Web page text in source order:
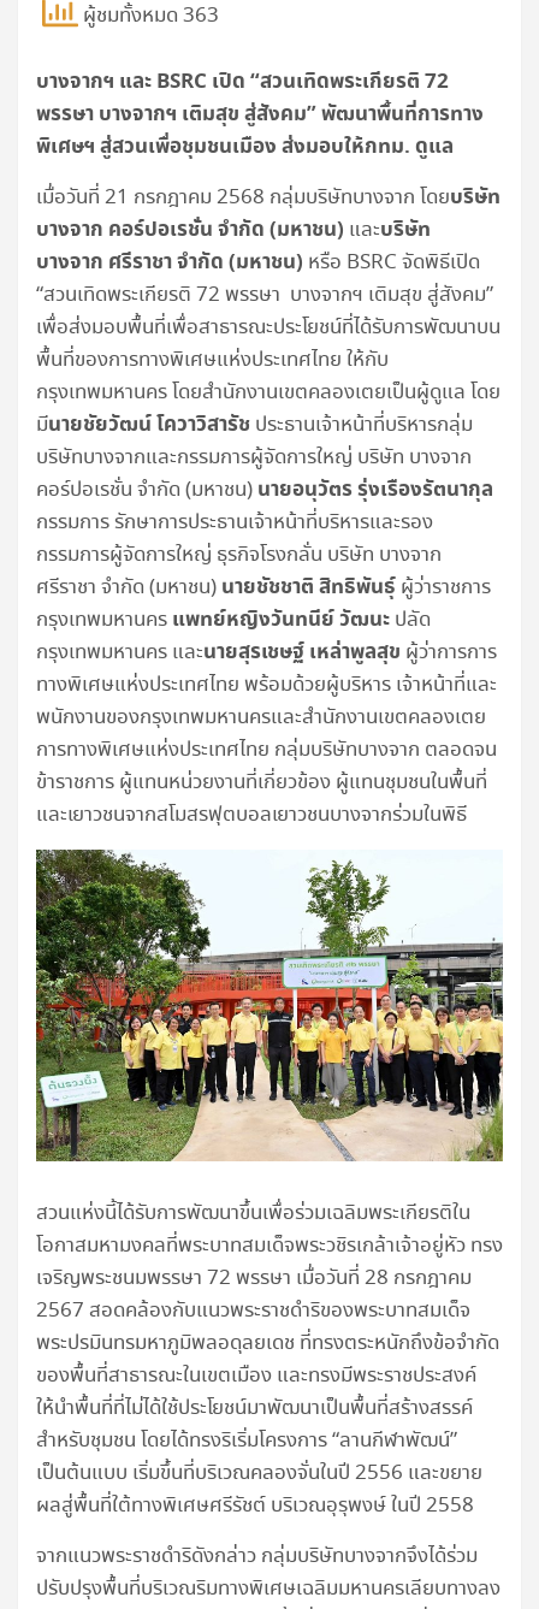
ผู้ชมทั้งหมด 363
บางจากฯ และ BSRC เปิด “สวนเทิดพระเกียรติ 72
พรรษา บางจากฯ เติมสุข สู่สังคม”พัฒนาพื้นที่การทาง
พิเศษฯ สู่สวนเพื่อชุมชนเมือง ส่งมอบให้กทม. ดูแล
เมื่อวันที่ 21 กรกฎาคม 2568 กลุ่มบริษัทบางจาก โดยบริษัท
บางจาก คอร์ปอเรชั่น จำกัด (มหาชน) และบริษัท
บางจาก ศรีราชา จำกัด (มหาชน) หรือ BSRC จัดพิธีเปิด
“สวนเทิดพระเกียรติ 72 พรรษา บางจากฯ เติมสุข สู่สังคม”
เพื่อส่งมอบพื้นที่เพื่อสาธารณะประโยชน์ที่ได้รับการพัฒนาบน
พื้นที่ของการทางพิเศษแห่งประเทศไทย ให้กับ
กรุงเทพมหานคร โดยสำนักงานเขตคลองเตยเป็นผู้ดูแล โดย
มีนายชัยวัฒน์ โควาวิสารัช ประธานเจ้าหน้าที่บริหารกลุ่ม
บริษัทบางจากและกรรมการผู้จัดการใหญ่ บริษัท บางจาก
คอร์ปอเรชั่น จำกัด (มหาชน) นายอนุวัตร รุ่งเรืองรัตนากุล
กรรมการ รักษาการประธานเจ้าหน้าที่บริหารและรอง
กรรมการผู้จัดการใหญ่ ธุรกิจโรงกลั่น บริษัท บางจาก
ศรีราชา จำกัด (มหาชน) นายชัชชาติ สิทธิพันธุ์ ผู้ว่าราชการ
กรุงเทพมหานคร แพทย์หญิงวันทนีย์ วัฒนะ ปลัด
กรุงเทพมหานคร และนายสุรเชษฐ์ เหล่าพูลสุข ผู้ว่าการการ
ทางพิเศษแห่งประเทศไทย พร้อมด้วยผู้บริหาร เจ้าหน้าที่และ
พนักงานของกรุงเทพมหานครและสำนักงานเขตคลองเตย
การทางพิเศษแห่งประเทศไทย กลุ่มบริษัทบางจาก ตลอดจน
ข้าราชการ ผู้แทนหน่วยงานที่เกี่ยวข้อง ผู้แทนชุมชนในพื้นที่
และเยาวชนจากสโมสรฟุตบอลเยาวชนบางจากร่วมในพิธี
สวนแห่งนี้ได้รับการพัฒนาขึ้นเพื่อร่วมเฉลิมพระเกียรติใน
โอกาสมหามงคลที่พระบาทสมเด็จพระวชิรเกล้าเจ้าอยู่หัว ทรง
เจริญพระชนมพรรษา 72 พรรษา เมื่อวันที่ 28 กรกฎาคม
2567 สอดคล้องกับแนวพระราชดำริของพระบาทสมเด็จ
พระปรมินทรมหาภูมิพลอดุลยเดช ที่ทรงตระหนักถึงข้อจำกัด
ของพื้นที่สาธารณะในเขตเมือง และทรงมีพระราชประสงค์
ให้นำพื้นที่ที่ไม่ได้ใช้ประโยชน์มาพัฒนาเป็นพื้นที่สร้างสรรค์
สำหรับชุมชน โดยได้ทรงริเริ่มโครงการ “ลานกีฬาพัฒน์”
เป็นต้นแบบ เริ่มขึ้นที่บริเวณคลองจั่นในปี 2556 และขยาย
ผลสู่พื้นที่ใต้ทางพิเศษศรีรัชต์ บริเวณอุรุพงษ์ ในปี 2558
จากแนวพระราชดำริดังกล่าว กลุ่มบริษัทบางจากจึงได้ร่วม
ปรับปรุงพื้นที่บริเวณริมทางพิเศษเฉลิมมหานครเลียบทางลง